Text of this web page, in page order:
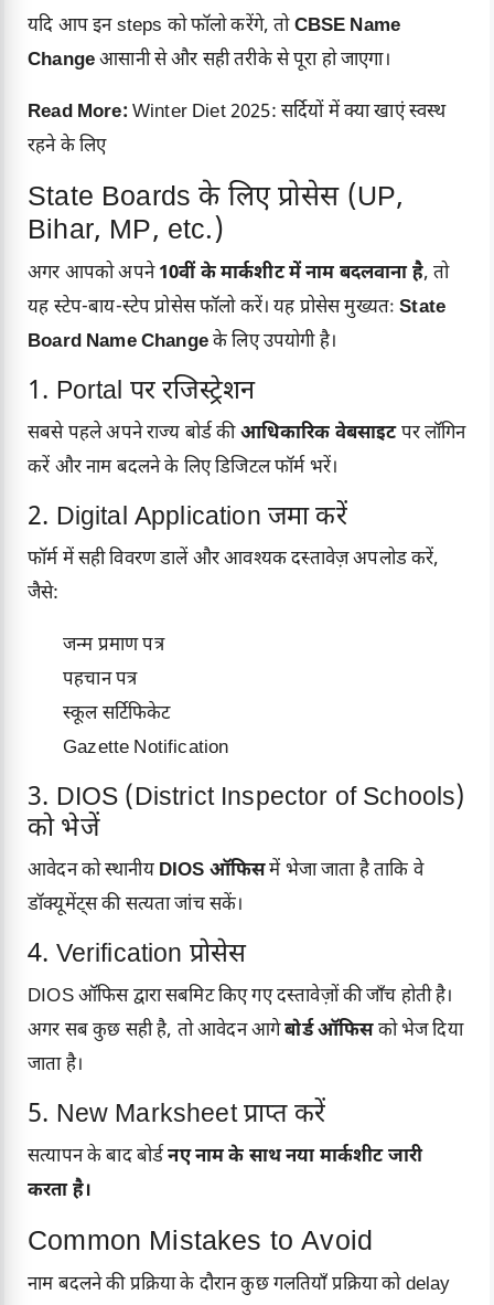
यदि आप इन steps को फॉलो करेंगे, तोCBSE Name
Changeआसानी से और सही तरीके से पूरा हो जाएगा।
Read More: Winter Diet 2025: सर्दियों में क्या खाएं स्वस्थ
रहने के लिए
State Boards के लिए प्रोसेस (UP,
Bihar, MP, etc.)
अगर आपको अपने10वीं के मार्कशीट में नाम बदलवाना है, तो
यह स्टेप-बाय-स्टेप प्रोसेस फॉलो करें। यह प्रोसेस मुख्यतःState
Board Name Changeके लिए उपयोगी है।
1. Portal पर रजिस्ट्रेशन
सबसे पहले अपने राज्य बोर्ड कीआधिकारिक वेबसाइटपर लॉगिन
करें और नाम बदलने के लिए डिजिटल फॉर्म भरें।
2. Digital Application जमा करें
फॉर्म में सही विवरण डालें और आवश्यक दस्तावेज़ अपलोड करें,
जैसे:
जन्म प्रमाण पत्र
पहचान पत्र
स्कूल सर्टिफिकेट
Gazette Notification
3. DIOS (District Inspector of Schools)
को भेजें
आवेदन को स्थानीय DIOS ऑफिसमें भेजा जाता है ताकि वे
डॉक्यूमेंट्स की सत्यता जांच सकें।
4. Verification प्रोसेस
DIOS ऑफिस द्वारा सबमिट किए गए दस्तावेज़ों की जाँच होती है।
अगर सब कुछ सही है, तो आवेदन आगेबोर्ड ऑफिसको भेज दिया
जाता है।
5. New Marksheet प्राप्त करें
सत्यापन के बाद बोर्डनए नाम के साथ नया मार्कशीट जारी
करता है।
Common Mistakes to Avoid
नाम बदलने की प्रक्रिया के दौरान कुछ गलतियाँ प्रक्रिया को delay